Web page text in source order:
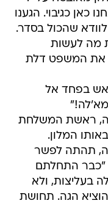
כאן כגיבוי. הגענו
שהכול בסדר.
מה לעשות
את המשפט דלת
בפחד אל
ראשת המשלחת
המלון.
תהתה לפשר
"כבר התחלתם
בעליצות, ולא
הגה. תחושת